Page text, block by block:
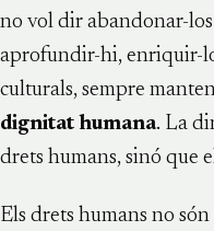
no vol dir abandonar-
aprofundir-hi, enriquir-
culturals, sempre
dignitat humana. La
drets humans, sinó que
Els drets humans no